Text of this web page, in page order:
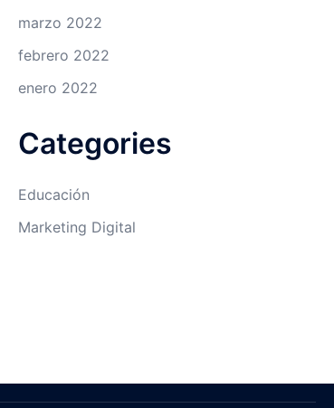
marzo 2022
febrero 2022
enero 2022
Categories
Educación
Marketing Digital